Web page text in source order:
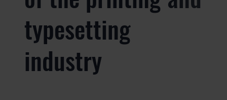
typesetting
industry